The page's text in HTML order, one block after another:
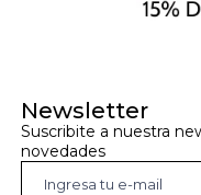
Newsletter
Suscribite a nuestra
novedades